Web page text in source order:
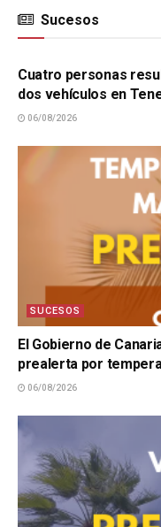
Sucesos
SUCESOS
Cuatro personas
dos vehículos en
06/08/2026
SUCESOS
El Gobierno de
prealerta por
06/08/2026